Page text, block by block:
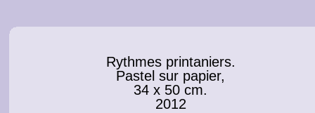
Rythmes printaniers.
Pastel sur papier,
34 х 50 cm.
2012